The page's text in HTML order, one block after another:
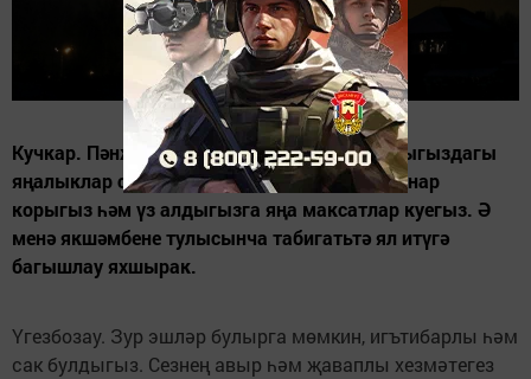
Кучкар. Пәнҗешәмбе көнне шәхси тормышыгыздагы
яңалыклар сөендерәчәк. Шимбә көнне планнар
корыгыз һәм үз алдыгызга яңа максатлар куегыз. Ә
менә якшәмбене тулысынча табигатьтә ял итүгә
багышлау яхшырак.
Үгезбозау. Зур эшләр булырга мөмкин, игътибарлы һәм
сак булдыгыз. Сезнең авыр һәм җаваплы хезмәтегез